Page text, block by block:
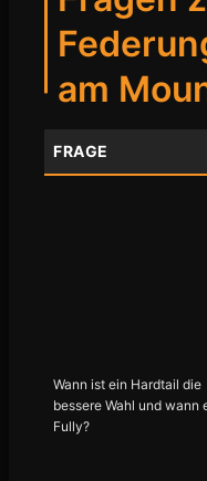
am
FRAGE
Wann ist ein Hardtail die
bessere Wahl und wann
Fully?